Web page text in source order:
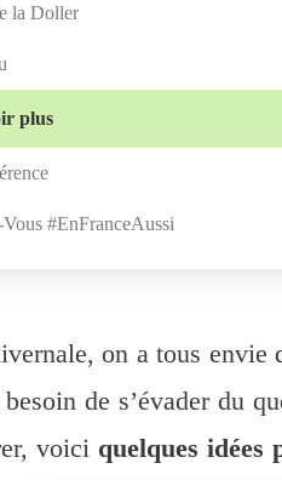
la Doller
plus
#EnFranceAussi
on a tous envie
de s’évader du
voici quelques idées